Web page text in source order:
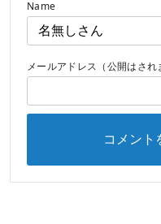
Name
メールアドレス（公開はされ